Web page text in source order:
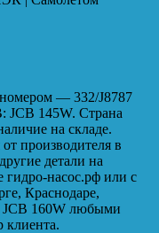
— 332/J8787
JCB 145W. Страна
на складе.
от производителя в
детали на
насос.рф или с
Краснодаре,
JCB 160W любыми